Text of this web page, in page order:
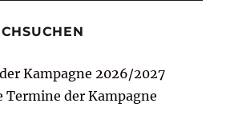
Kampagne 2026/2027
Termine der Kampagne